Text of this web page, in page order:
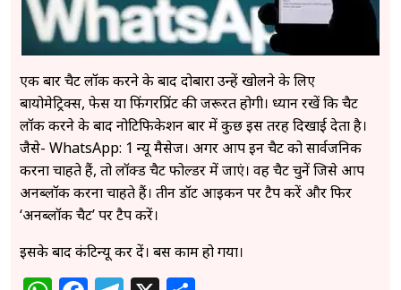
एक बार चैट लॉक करने के बाद दोबारा उन्हें खोलने के लिए
बायोमेट्रिक्स, फेस या फिंगरप्रिंट की जरूरत होगी। ध्यान रखें कि चैट
लॉक करने के बाद नोटिफिकेशन बार में कुछ इस तरह दिखाई देता है।
जैसे- WhatsApp: 1 न्यू मैसेज। अगर आप इन चैट को सार्वजनिक
करना चाहते हैं, तो लॉक्ड चैट फोल्डर में जाएं। वह चैट चुनें जिसे आप
अनब्लॉक करना चाहते हैं। तीन डॉट आइकन पर टैप करें और फिर
‘अनब्लॉक चैट’ पर टैप करें।
इसके बाद कंटिन्यू कर दें। बस काम हो गया।